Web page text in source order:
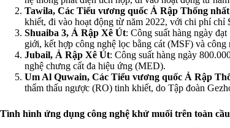
Tawila, Các Tiểu vương quốc Ả Rập Thống nhất
khiết, đi vào hoạt động từ năm 2022, với chi phí chỉ
Shuaiba 3, Ả Rập Xê Út: Công suất hàng ngày
giới, kết hợp công nghệ lọc bằng cát (MSF) và
Jubail, Ả Rập Xê Út: Công suất hàng ngày
nghệ chưng cất đa hiệu ứng (MED).
Um Al Quwain, Các Tiểu vương quốc Ả Rập
thẩm thấu ngược (RO) tinh khiết, do Tập đoàn
Tình hình ứng dụng công nghệ khử muối trên toàn